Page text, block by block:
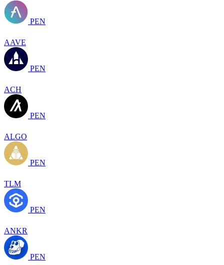
PEN
AAVE
PEN
ACH
PEN
ALGO
PEN
TLM
PEN
ANKR
PEN